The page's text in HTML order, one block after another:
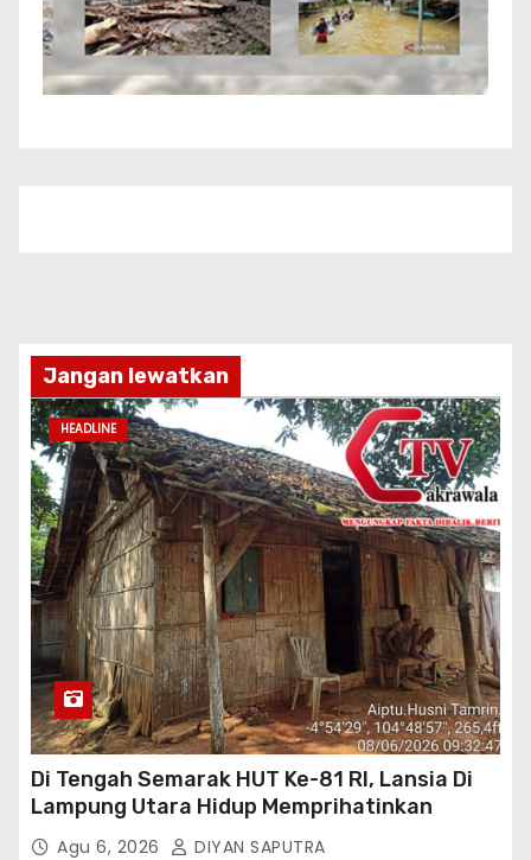
Jangan lewatkan
HEADLINE
Di Tengah Semarak HUT Ke-81 RI, Lansia Di
Lampung Utara Hidup Memprihatinkan
Agu 6, 2026 DIYAN SAPUTRA